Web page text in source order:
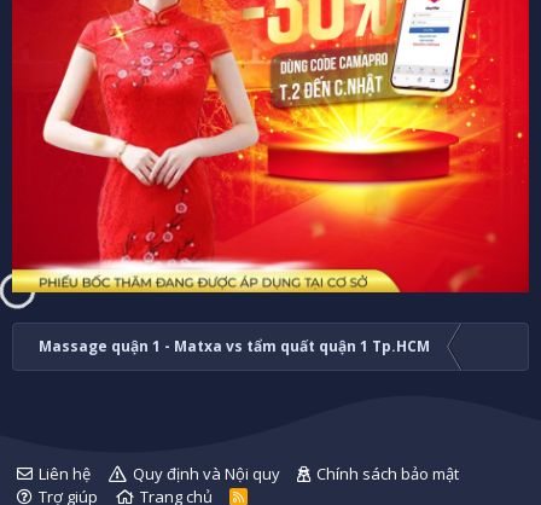
Massage quận 1 - Matxa vs tẩm quất quận 1 Tp.HCM
Liên hệ Quy định và Nội quy
Chính sách bảo mật
Trợ giúp
Trang chủ
R